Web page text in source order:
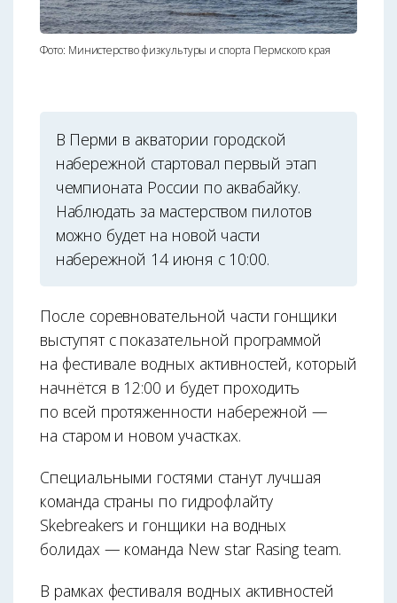
Фото: Министерство физкультуры и спорта Пермского края
В Перми в акватории городской
набережной стартовал первый этап
чемпионата России по аквабайку.
Наблюдать за мастерством пилотов
можно будет на новой части
набережной 14 июня с 10:00.
После соревновательной части гонщики
выступят с показательной программой
на фестивале водных активностей, который
начнётся в 12:00 и будет проходить
по всей протяженности набережной —
на старом и новом участках.
Специальными гостями станут лучшая
команда страны по гидрофлайту
Skebreakers и гонщики на водных
болидах — команда New star Rasing team.
В рамках фестиваля водных активностей